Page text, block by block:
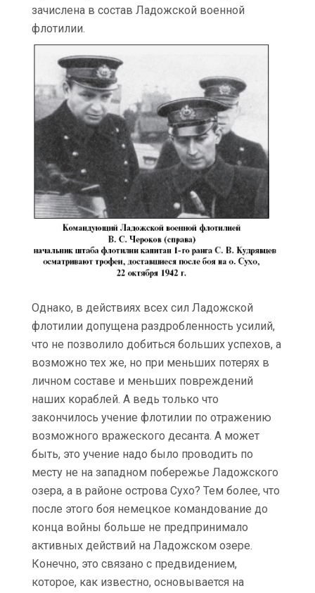
зачислена в состав Ладожской военной
флотилии.
Однако, в действиях всех сил Ладожской
флотилии допущена раздробленность усилий,
что не позволило добиться больших успехов, а
возможно тех же, но при меньших потерях в
личном составе и меньших повреждений
наших кораблей. А ведь только что
закончилось учение флотилии по отражению
возможного вражеского десанта. А может
быть, это учение надо было проводить по
месту не на западном побережье Ладожского
озера, а в районе острова Сухо? Тем более, что
после этого боя немецкое командование до
конца войны больше не предпринимало
активных действий на Ладожском озере.
Конечно, это связано с предвидением,
которое, как известно, основывается на